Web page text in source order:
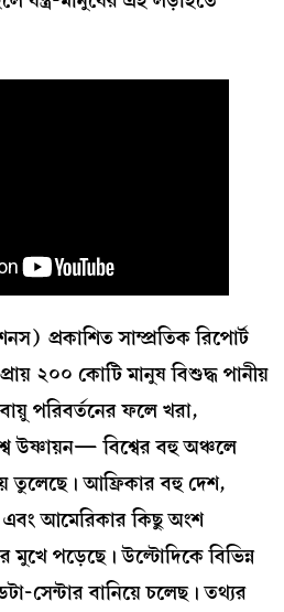
প্রকাশিত সাম্প্রতিক রিপোর্ট
২০০ কোটি মানুষ বিশুদ্ধ পানীয়
পরিবর্তনের ফলে খরা,
উষ্ণায়ন— বিশ্বের বহু অঞ্চলে
তুলেছে। আফ্রিকার বহু দেশ,
এবং আমেরিকার কিছু অংশ
পড়েছে। উল্টোদিকে বিভিন্ন
সেন্টার বানিয়ে চলেছ। তথ্যর